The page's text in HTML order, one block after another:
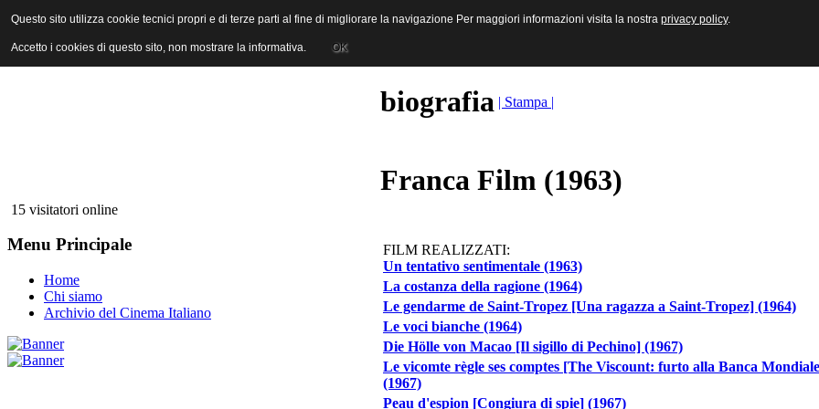
ANICA | Associazione Nazionale Industrie Cinematografiche Audiovisive e Multimediali
15 visitatori online
Menu Principale
Home
Chi siamo
Archivio del Cinema Italiano
biografia | Stampa |
Franca Film (1963)
FILM REALIZZATI:
Un tentativo sentimentale (1963)
La costanza della ragione (1964)
Le gendarme de Saint-Tropez [Una ragazza a Saint-Tropez] (1964)
Le voci bianche (1964)
Die Hölle von Macao [Il sigillo di Pechino] (1967)
Le vicomte règle ses comptes [The Viscount: furto alla Banca
(1967)
Peau d'espion [Congiura di spie] (1967)
Questo sito utilizza cookie tecnici propri e di terze parti al fine di migliorare la navigazione Per maggiori informazioni visita la nostra privacy policy.
Accetto i cookies di questo sito, non mostrare la informativa. OK
Questo sito utilizza cookie tecnici propri e di terze parti al fine di migliorare la navigazione Per maggiori informazioni visita la nostra privacy policy.
Accetto i cookies di questo sito, non mostrare la informativa. OK